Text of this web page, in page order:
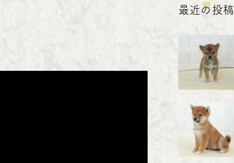
最近の投稿